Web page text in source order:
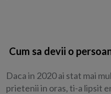
Cum sa devii o
Daca in 2020 ai stat mai
prietenii in oras, ti-a lipsit